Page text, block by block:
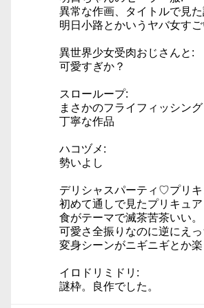
異常な作画、タイトルで見
明日小路とかいうヤバ女すご
異世界少女受肉おじさんと:
可愛すぎか？
スローループ:
まさかのフライフィッシン
丁寧な作品
ハコヅメ:
勢いよし
デリシャスパーティ♡プリキ
初めて通しで見たプリキュア
食がテーマで滅茶苦茶いい。
可愛さ全振りなのに逆にえっ
変身シーンがニギニギとか楽
イロドリミドリ:
謎枠。良作でした。